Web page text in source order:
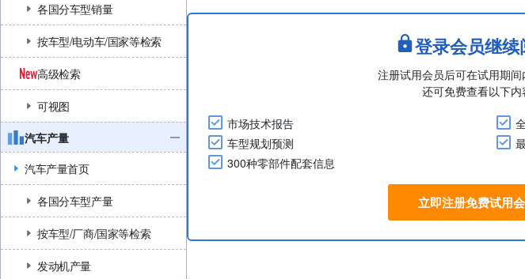
各国分车型销量
按车型/电动车/国家等检索
高级检索
可视图
汽车产量
汽车产量首页
各国分车型产量
按车型/厂商/国家等检索
发动机产量
热管理方面，马瑞利的展品包括：高性能....登录会员继续
注册试用会员后可在试用期间
还可免费查看以下内
市场技术报告
车型规划预测
300种零部件配套信息
立即注册免费试用